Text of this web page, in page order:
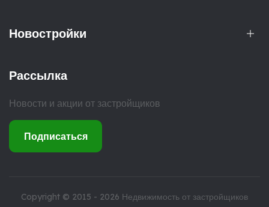
Новостройки
Рассылка
Новости и акции от застройщиков
Подписаться
Copyright © 2015 - 2026 Недвижимость от застройщиков